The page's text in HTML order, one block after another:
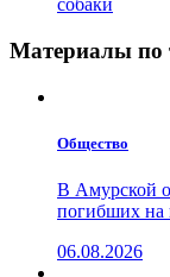
собаки
Материалы по
Общество
В Амурской
погибших на
06.08.2026